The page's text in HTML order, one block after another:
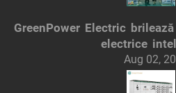
GreenPower Electric
electrice
Aug 02,